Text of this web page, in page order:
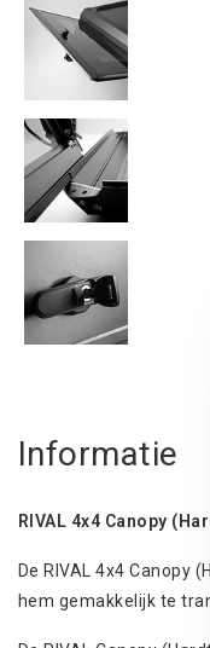
Informatie
RIVAL 4x4 Canopy
De RIVAL 4x4 Canopy
hem gemakkelijk te